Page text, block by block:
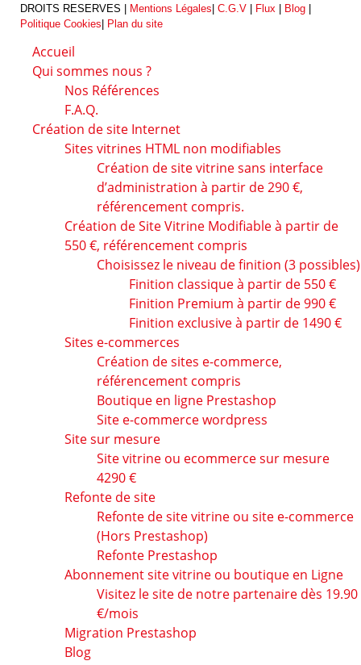
DROITS RESERVES |
Mentions Légales C.G.V Flux Blog
Politique Cookies
Plan du site
Accueil
Qui sommes nous ?
Nos Références
F.A.Q.
Création de site Internet
Sites vitrines HTML non modifiables
Création de site vitrine sans interface
d’administration à partir de 290 €,
référencement compris.
Création de Site Vitrine Modifiable à partir de
550 €, référencement compris
Choisissez le niveau de finition (3 possibles)
Finition classique à partir de 550 €
Finition Premium à partir de 990 €
Finition exclusive à partir de 1490 €
Sites e-commerces
Création de sites e-commerce,
référencement compris
Boutique en ligne Prestashop
Site e-commerce wordpress
Site sur mesure
Site vitrine ou ecommerce sur mesure
4290 €
Refonte de site
Refonte de site vitrine ou site e-commerce
(Hors Prestashop)
Refonte Prestashop
Abonnement site vitrine ou boutique en Ligne
Visitez le site de notre partenaire dès 19.90
€/mois
Migration Prestashop
Blog